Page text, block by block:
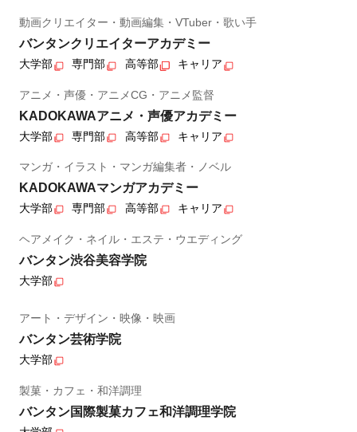
動画クリエイター・動画編集・VTuber・歌い手
バンタンクリエイターアカデミー
大学部 専門部 高等部 キャリア
アニメ・声優・アニメCG・アニメ監督
KADOKAWAアニメ・声優アカデミー
大学部 専門部 高等部 キャリア
マンガ・イラスト・マンガ編集者・ノベル
KADOKAWAマンガアカデミー
大学部 専門部 高等部 キャリア
ヘアメイク・ネイル・エステ・ウエディング
バンタン渋谷美容学院
大学部
アート・デザイン・映像・映画
バンタン芸術学院
大学部
製菓・カフェ・和洋調理
バンタン国際製菓カフェ和洋調理学院